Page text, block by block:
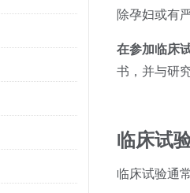
除孕妇或有
在参加临床
书，并与研
临床试
临床试验通